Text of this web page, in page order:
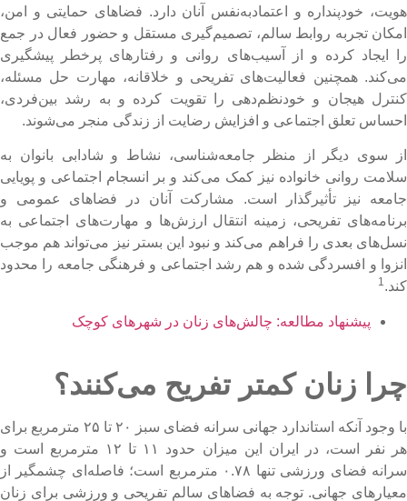
خودپنداره و اعتمادبه‌نفس آنان دارد. فضاهای حمایتی و امن،
تجربه روابط سالم، تصمیم‌گیری مستقل و حضور فعال در جمع
ایجاد کرده و از آسیب‌های روانی و رفتارهای پرخطر پیشگیری
همچنین فعالیت‌های تفریحی و خلاقانه، مهارت حل مسئله،
هیجان و خودنظم‌دهی را تقویت کرده و به رشد بین‌فردی،
تعلق اجتماعی و افزایش رضایت از زندگی منجر می‌شوند.
سوی دیگر از منظر جامعه‌شناسی، نشاط و شادابی بانوان به
روانی خانواده نیز کمک می‌کند و بر انسجام اجتماعی و پویایی
نیز تأثیرگذار است. مشارکت آنان در فضاهای عمومی و
تفریحی، زمینه انتقال ارزش‌ها و مهارت‌های اجتماعی به
بعدی را فراهم می‌کند و نبود این بستر نیز می‌تواند هم موجب
و افسردگی شده و هم رشد اجتماعی و فرهنگی جامعه را محدود
1
پیشنهاد مطالعه: چالش‌های زنان در شهرهای کوچک
زنان کمتر تفریح می‌کنند؟
با وجود آنکه استاندارد جهانی سرانه فضای سبز ۲۰ تا ۲۵ مترمربع برای
هر نفر است، در ایران این میزان حدود ۱۱ تا ۱۲ مترمربع است و
سرانه فضای ورزشی تنها ۰.۷۸ مترمربع است؛ فاصله‌ای چشمگیر از
جهانی. توجه به فضاهای سالم تفریحی و ورزشی برای زنان